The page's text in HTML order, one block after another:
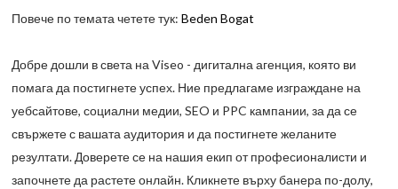
Повече по темата четете тук:Beden Bogat
Добре дошли в света на Viseo - дигитална агенция, която ви
помага да постигнете успех. Ние предлагаме изграждане на
уебсайтове, социални медии, SEO и PPC кампании, за да се
свържете с вашата аудитория и да постигнете желаните
резултати. Доверете се на нашия екип от професионалисти и
започнете да растете онлайн. Кликнете върху банера по-долу,